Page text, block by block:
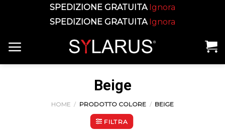
SPEDIZIONE GRATUITA Ignora
SPEDIZIONE GRATUITA Ignora
content
Beige
HOME / PRODOTTO COLORE / BEIGE
FILTRA